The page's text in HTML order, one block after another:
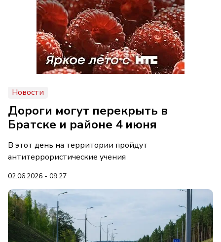
Новости
Дороги могут перекрыть в
Братске и районе 4 июня
В этот день на территории пройдут
антитеррористические учения
02.06.2026 - 09:27